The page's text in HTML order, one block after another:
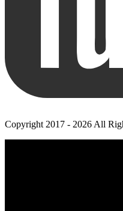
Copyright 2017 - 2026 All